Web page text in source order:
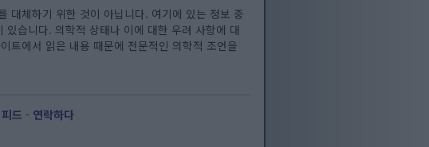
대체하기 위한 것이 아닙니다. 여기에 있는 정보 중
습니다. 의학적 상태나 이에 대한 우려 사항에 대
트에서 읽은 내용 때문에 전문적인 의학적 조언을
드 - 연락하다